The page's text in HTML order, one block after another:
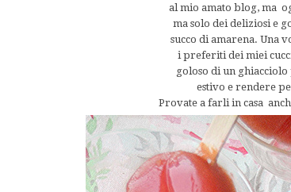
al mio amato blog, ma
ma solo dei deliziosi e
succo di amarena. Una
i preferiti dei miei
goloso di un
estivo e rendere
Provate a farli in casa